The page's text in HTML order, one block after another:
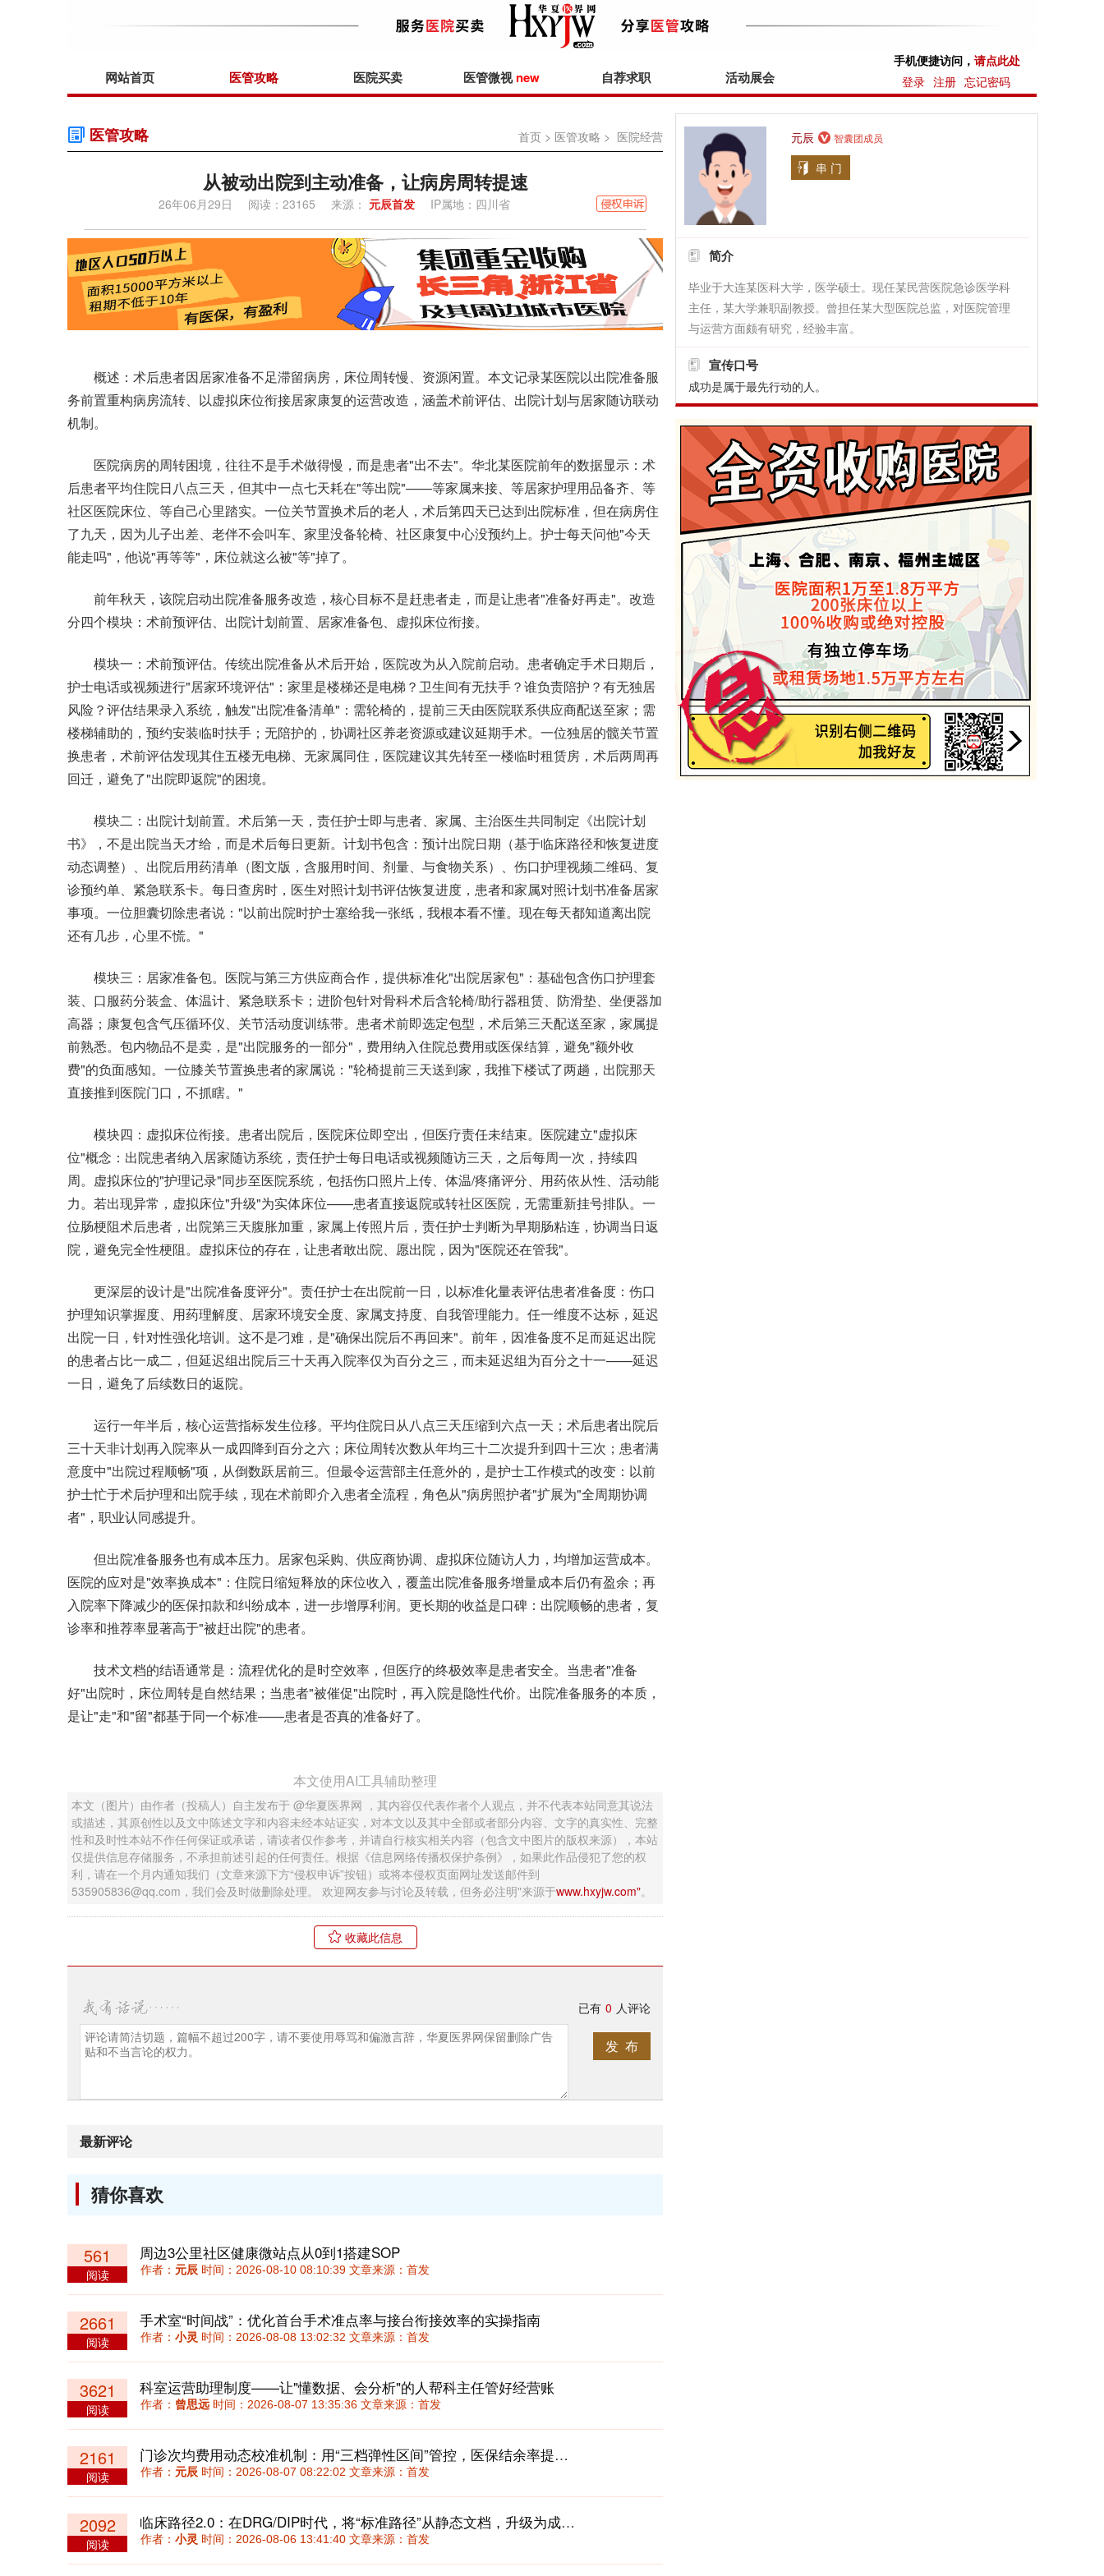
网站首页 医管攻略 医院买卖 医管微视new 自荐求职 活动展会
手机便捷访问， 请点此处
登录 注册 忘记密码
医管攻略 首页 > 医管攻略 > 医院经营
从被动出院到主动准备，让病房周转提速
26年06月29日 阅读：23165 来源： 元辰首发 IP属地：四川省
概述：术后患者因居家准备不足滞留病房，床位周转慢、资源闲置。本文记录某医院以出院准备服
务前置重构病房流转、以虚拟床位衔接居家康复的运营改造，涵盖术前评估、出院计划与居家随访联动
机制。
医院病房的周转困境，往往不是手术做得慢，而是患者"出不去"。华北某医院前年的数据显示：术
后患者平均住院日八点三天，但其中一点七天耗在"等出院"——等家属来接、等居家护理用品备齐、等
社区医院床位、等自己心里踏实。一位关节置换术后的老人，术后第四天已达到出院标准，但在病房住
了九天，因为儿子出差、老伴不会叫车、家里没备轮椅、社区康复中心没预约上。护士每天问他"今天
能走吗"，他说"再等等"，床位就这么被"等"掉了。
前年秋天，该院启动出院准备服务改造，核心目标不是赶患者走，而是让患者"准备好再走"。改造
分四个模块：术前预评估、出院计划前置、居家准备包、虚拟床位衔接。
模块一：术前预评估。传统出院准备从术后开始，医院改为从入院前启动。患者确定手术日期后，
护士电话或视频进行"居家环境评估"：家里是楼梯还是电梯？卫生间有无扶手？谁负责陪护？有无独居
风险？评估结果录入系统，触发"出院准备清单"：需轮椅的，提前三天由医院联系供应商配送至家；需
楼梯辅助的，预约安装临时扶手；无陪护的，协调社区养老资源或建议延期手术。一位独居的髋关节置
换患者，术前评估发现其住五楼无电梯、无家属同住，医院建议其先转至一楼临时租赁房，术后两周再
回迁，避免了"出院即返院"的困境。
模块二：出院计划前置。术后第一天，责任护士即与患者、家属、主治医生共同制定《出院计划
书》，不是出院当天才给，而是术后每日更新。计划书包含：预计出院日期（基于临床路径和恢复进度
动态调整）、出院后用药清单（图文版，含服用时间、剂量、与食物关系）、伤口护理视频二维码、复
诊预约单、紧急联系卡。每日查房时，医生对照计划书评估恢复进度，患者和家属对照计划书准备居家
事项。一位胆囊切除患者说："以前出院时护士塞给我一张纸，我根本看不懂。现在每天都知道离出院
还有几步，心里不慌。"
模块三：居家准备包。医院与第三方供应商合作，提供标准化"出院居家包"：基础包含伤口护理套
装、口服药分装盒、体温计、紧急联系卡；进阶包针对骨科术后含轮椅/助行器租赁、防滑垫、坐便器加
高器；康复包含气压循环仪、关节活动度训练带。患者术前即选定包型，术后第三天配送至家，家属提
前熟悉。包内物品不是卖，是"出院服务的一部分"，费用纳入住院总费用或医保结算，避免"额外收
费"的负面感知。一位膝关节置换患者的家属说："轮椅提前三天送到家，我推下楼试了两趟，出院那天
直接推到医院门口，不抓瞎。"
模块四：虚拟床位衔接。患者出院后，医院床位即空出，但医疗责任未结束。医院建立"虚拟床
位"概念：出院患者纳入居家随访系统，责任护士每日电话或视频随访三天，之后每周一次，持续四
周。虚拟床位的"护理记录"同步至医院系统，包括伤口照片上传、体温/疼痛评分、用药依从性、活动能
力。若出现异常，虚拟床位"升级"为实体床位——患者直接返院或转社区医院，无需重新挂号排队。一
位肠梗阻术后患者，出院第三天腹胀加重，家属上传照片后，责任护士判断为早期肠粘连，协调当日返
院，避免完全性梗阻。虚拟床位的存在，让患者敢出院、愿出院，因为"医院还在管我"。
更深层的设计是"出院准备度评分"。责任护士在出院前一日，以标准化量表评估患者准备度：伤口
护理知识掌握度、用药理解度、居家环境安全度、家属支持度、自我管理能力。任一维度不达标，延迟
出院一日，针对性强化培训。这不是刁难，是"确保出院后不再回来"。前年，因准备度不足而延迟出院
的患者占比一成二，但延迟组出院后三十天再入院率仅为百分之三，而未延迟组为百分之十一——延迟
一日，避免了后续数日的返院。
运行一年半后，核心运营指标发生位移。平均住院日从八点三天压缩到六点一天；术后患者出院后
三十天非计划再入院率从一成四降到百分之六；床位周转次数从年均三十二次提升到四十三次；患者满
意度中"出院过程顺畅"项，从倒数跃居前三。但最令运营部主任意外的，是护士工作模式的改变：以前
护士忙于术后护理和出院手续，现在术前即介入患者全流程，角色从"病房照护者"扩展为"全周期协调
者"，职业认同感提升。
但出院准备服务也有成本压力。居家包采购、供应商协调、虚拟床位随访人力，均增加运营成本。
医院的应对是"效率换成本"：住院日缩短释放的床位收入，覆盖出院准备服务增量成本后仍有盈余；再
入院率下降减少的医保扣款和纠纷成本，进一步增厚利润。更长期的收益是口碑：出院顺畅的患者，复
诊率和推荐率显著高于"被赶出院"的患者。
技术文档的结语通常是：流程优化的是时空效率，但医疗的终极效率是患者安全。当患者"准备
好"出院时，床位周转是自然结果；当患者"被催促"出院时，再入院是隐性代价。出院准备服务的本质，
是让"走"和"留"都基于同一个标准——患者是否真的准备好了。
本文使用AI工具辅助整理
本文（图片）由作者（投稿人）自主发布于 @华夏医界网 ，其内容仅代表作者个人观点，并不代表本站同意其说法
或描述，其原创性以及文中陈述文字和内容未经本站证实，对本文以及其中全部或者部分内容、文字的真实性、完整
性和及时性本站不作任何保证或承诺，请读者仅作参考，并请自行核实相关内容（包含文中图片的版权来源），本站
仅提供信息存储服务，不承担前述引起的任何责任。根据《信息网络传播权保护条例》，如果此作品侵犯了您的权
利，请在一个月内通知我们（文章来源下方“侵权申诉”按钮）或将本侵权页面网址发送邮件到
535905836@qq.com，我们会及时做删除处理。 欢迎网友参与讨论及转载，但务必注明"来源于www.hxyjw.com"。
收藏此信息
已有 0 人评论
发 布
最新评论
猜你喜欢
561
阅读
周边3公里社区健康微站点从0到1搭建SOP
作者： 元辰 时间：2026-08-10 08:10:39 文章来源：首发
2661
阅读
手术室“时间战”：优化首台手术准点率与接台衔接效率的实操指南
作者： 小灵 时间：2026-08-08 13:02:32 文章来源：首发
3621
阅读
科室运营助理制度——让"懂数据、会分析"的人帮科主任管好经营账
作者： 曾思远 时间：2026-08-07 13:35:36 文章来源：首发
2161
阅读
门诊次均费用动态校准机制：用“三档弹性区间”管控，医保结余率提升12%还不丢患者
作者： 元辰 时间：2026-08-07 08:22:02 文章来源：首发
2092
阅读
临床路径2.0：在DRG/DIP时代，将“标准路径”从静态文档，升级为成本与质量的动态“驾驶舱”
作者： 小灵 时间：2026-08-06 13:41:40 文章来源：首发
元辰 智囊团成员
串 门
简介
毕业于大连某医科大学，医学硕士。现任某民营医院急诊医学科
主任，某大学兼职副教授。曾担任某大型医院总监，对医院管理
与运营方面颇有研究，经验丰富。
宣传口号
成功是属于最先行动的人。